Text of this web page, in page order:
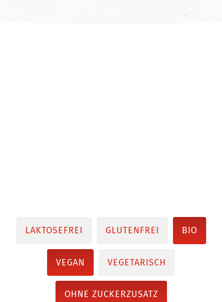
LAKTOSEFREI GLUTENFREI BIO
VEGAN VEGETARISCH
OHNE ZUCKERZUSATZ